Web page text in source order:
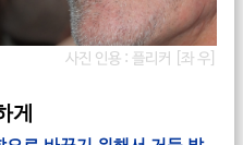
사진 인용 : 플리커 [좌 우]
게